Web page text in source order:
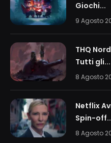
Giochi...
9 Agosto
THQ
Tutti gli...
8 Agosto
Netflix
Spin-
8 Agosto